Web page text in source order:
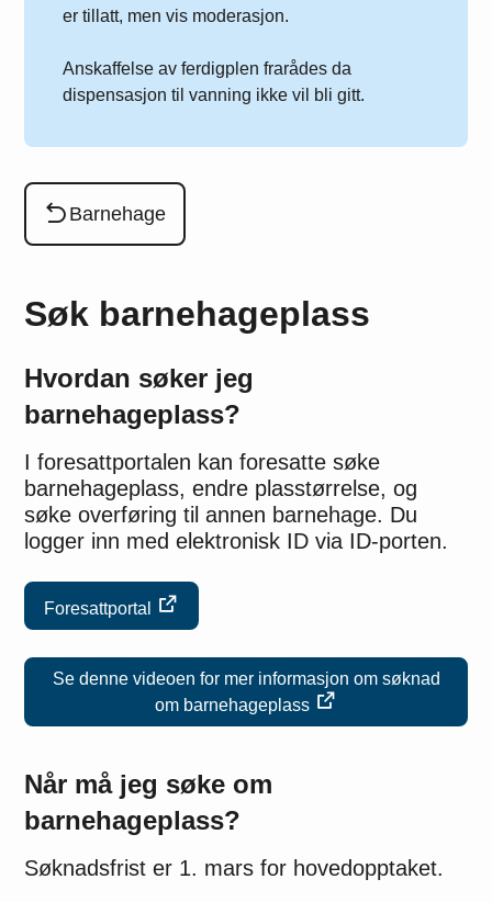
er tillatt, men vis moderasjon.
Anskaffelse av ferdigplen frarådes da
dispensasjon til vanning ikke vil bli gitt.
Du er her:
Barnehage
Søk barnehageplass
Hvordan søker jeg
barnehageplass?
I foresattportalen kan foresatte søke
barnehageplass, endre plasstørrelse, og
søke overføring til annen barnehage. Du
logger inn med elektronisk ID via ID-porten.
Foresattportal
Se denne videoen for mer informasjon om søknad
om barnehageplass
Når må jeg søke om
barnehageplass?
Søknadsfrist er 1. mars for hovedopptaket.